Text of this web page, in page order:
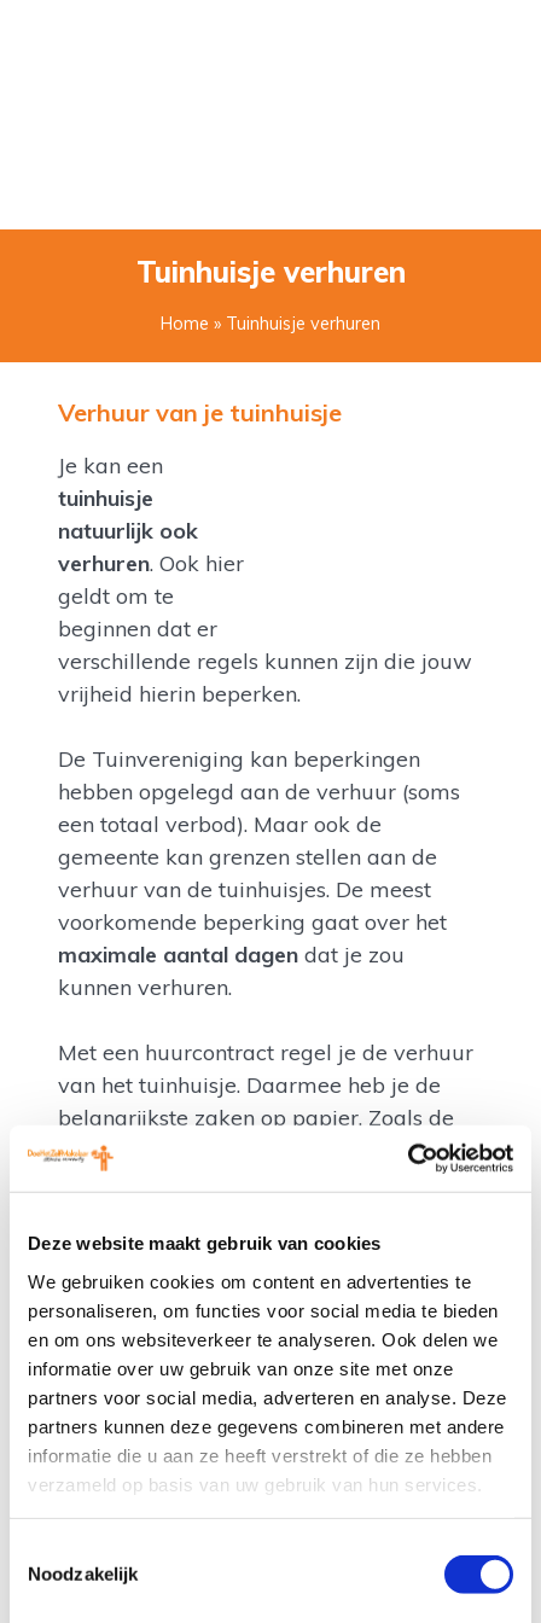
Deze website maakt gebruik van cookies
We gebruiken cookies om content en advertenties te
personaliseren, om functies voor social media te bieden
en om ons websiteverkeer te analyseren. Ook delen we
informatie over uw gebruik van onze site met onze
partners voor social media, adverteren en analyse. Deze
partners kunnen deze gegevens combineren met andere
informatie die u aan ze heeft verstrekt of die ze hebben
verzameld op basis van uw gebruik van hun services.
Noodzakelijk
Tuinhuisje verhuren
Home » Tuinhuisje verhuren
Verhuur van je tuinhuisje
Je kan een
tuinhuisje
natuurlijk ook
verhuren. Ook hier
geldt om te
beginnen dat er
verschillende regels kunnen zijn die jouw
vrijheid hierin beperken.
De Tuinvereniging kan beperkingen
hebben opgelegd aan de verhuur (soms
een totaal verbod). Maar ook de
gemeente kan grenzen stellen aan de
verhuur van de tuinhuisjes. De meest
voorkomende beperking gaat over het
maximale aantal dagen dat je zou
kunnen verhuren.
Met een huurcontract regel je de verhuur
van het tuinhuisje. Daarmee heb je de
belangrijkste zaken op papier. Zoals de
huurperiode, de hoogte van de huur en
het gebruik. Je kunt natuurlijk altijd zelf
het contract ook verbindend gemaakt als
je een papier of map met aanwijzingen in
het huisje hebt gelegd. Het contract gaat
ook over overlast voor de buren en het
maken van vuur of een barbecue.
Voordelen
Je maakt nergens zo voordelig en
makkelijk zelf een huurcontract voor een